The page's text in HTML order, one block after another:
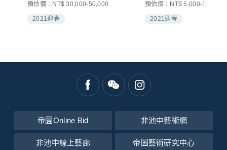
預估價：NT$ 30,000-50,000
2021迎春
預估價：NT$ 5,000-10,000
2021迎春
帝圖Online Bid 非池中藝術網
非池中線上藝廊 帝圖藝術研究中心